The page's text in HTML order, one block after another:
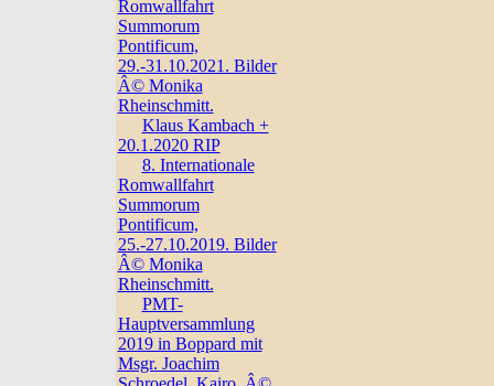
Romwallfahrt
Summorum
Pontificum,
29.-31.10.2021. Bilder
Â© Monika
Rheinschmitt.
Klaus Kambach +
20.1.2020 RIP
8. Internationale
Romwallfahrt
Summorum
Pontificum,
25.-27.10.2019. Bilder
Â© Monika
Rheinschmitt.
PMT-
Hauptversammlung
2019 in Boppard mit
Msgr. Joachim